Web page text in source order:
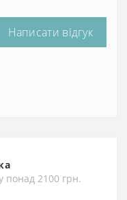
Написати відгук
понад 2100 грн.